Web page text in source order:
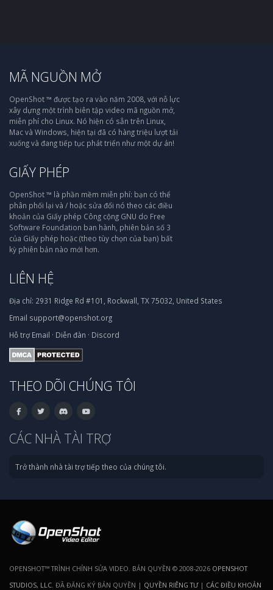
MÃ NGUỒN MỞ
OpenShot ™ được tạo ra vào năm 2008, với nỗ lực
xây dựng một trình biên tập video mã nguồn mở,
miễn phí cho Linux. Nó hiện có sẵn trên Linux,
Mac và Windows, hiện tại đã có hàng triệu lượt tải
xuống và đang tiếp tục phát triển như một dự án!
GIẤY PHÉP
OpenShot ™ là phần mềm miễn phí: bạn có thể
phân phối lại và / hoặc sửa đổi nó theo các điều
khoản của Giấy phép Công cộng GNU do Free
Software Foundation ban hành, phiên bản số 3
của Giấy phép hoặc (theo tùy chọn của bạn) bất
kỳ phiên bản nào mới hơn.
LIÊN HỆ
Địa chỉ: 2931 Ridge Rd #101, Rockwall, TX 75032, United States
Email support@openshot.org
Hỗ trợ Email · Diễn đàn · Discord
THEO DÕI CHÚNG TÔI
CÁC NHÀ TÀI TRỢ
Trở thành nhà tài trợ tiếp theo của chúng tôi.
OPENSHOT™ TRÌNH CHỈNH SỬA VIDEO. BẢN QUYỀN © 2008-2026 OPENSHOT
STUDIOS, LLC . ĐÃ ĐĂNG KÝ BẢN QUYỀN | QUYỀN RIÊNG TƯ| CÁC ĐIỀU KHOẢN